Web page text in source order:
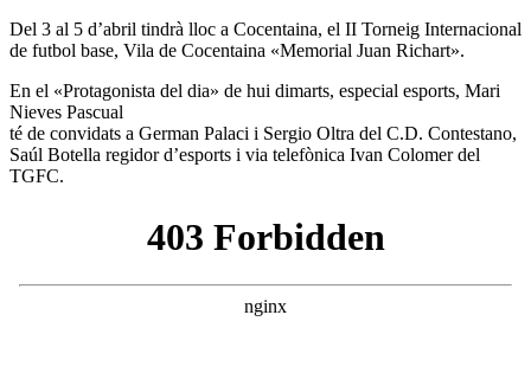
Del 3 al 5 d’abril tindrà lloc a Cocentaina, el II Torneig Internacional
de futbol base, Vila de Cocentaina «Memorial Juan Richart».
En el «Protagonista del dia» de hui dimarts, especial esports, Mari
Nieves Pascual
té de convidats a German Palaci i Sergio Oltra del C.D. Contestano,
Saúl Botella regidor d’esports i via telefònica Ivan Colomer del
TGFC.